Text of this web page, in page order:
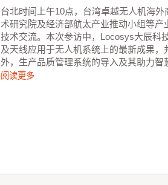
台北时间上午10点，台湾卓越无人机海
术研究院及经济部航太产业推动小组等
技术交流。本次参访中，Locosys大辰科
及天线应用于无人机系统上的最新成果
外，生产品质管理系统的导入及其助力智
阅读更多